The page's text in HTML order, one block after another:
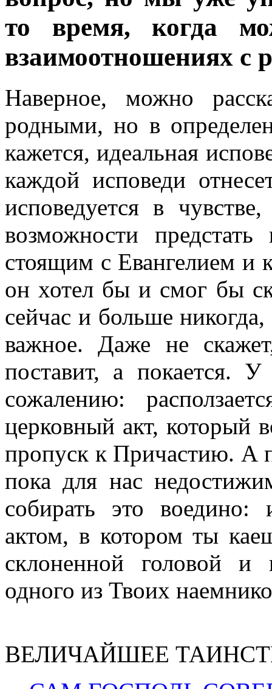
то время, когда
взаимоотношениях
Наверное, можно
родными, но в
кажется, идеальная
каждой исповеди
исповедуется в
возможности
стоящим с Евангелием и
он хотел бы и смог бы
сейчас и больше никогда,
важное. Даже не
поставит, а покается.
сожалению:
церковный акт, который
пропуск к Причастию. А
пока для нас
собирать это
актом, в котором ты
склоненной головой
одного из Твоих
ВЕЛИЧАЙШЕЕ